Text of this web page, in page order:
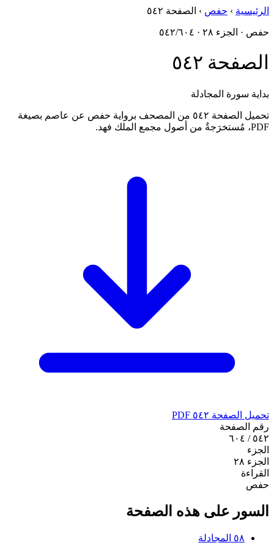
الرئيسية › حفص › الصفحة ٥٤٢
حفص · الجزء ٢٨ · ٥٤٢/٦٠٤
الصفحة ٥٤٢
بداية سورة المجادلة
تحميل الصفحة ٥٤٢ من المصحف برواية حفص عن عاصم بصيغة
PDF، مُستخرَجةٌ من أصول مجمع الملك فهد.
تحميل الصفحة ٥٤٢ PDF
رقم الصفحة
٥٤٢ / ٦٠٤
الجزء
الجزء ٢٨
القراءة
حفص
السور على هذه الصفحة
٥٨ المجادلة